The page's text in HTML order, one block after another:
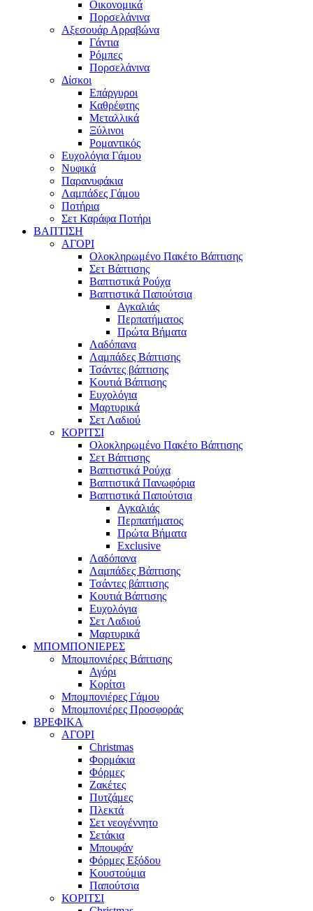
Οικονομικά
Πορσελάνινα
Αξεσουάρ Αρραβώνα
Γάντια
Ρόμπες
Πορσελάνινα
Δίσκοι
Επάργυροι
Καθρέφτης
Μεταλλικά
Ξύλινοι
Ρομαντικός
Ευχολόγια Γάμου
Νυφικά
Παρανυφάκια
Λαμπάδες Γάμου
Ποτήρια
Σετ Καράφα Ποτήρι
ΒΑΠΤΙΣΗ
ΑΓΟΡΙ
Ολοκληρωμένο Πακέτο Βάπτισης
Σετ Βάπτισης
Βαπτιστικά Ρούχα
Βαπτιστικά Παπούτσια
Αγκαλιάς
Περπατήματος
Πρώτα Βήματα
Λαδόπανα
Λαμπάδες Βάπτισης
Τσάντες βάπτισης
Κουτιά Βάπτισης
Ευχολόγια
Μαρτυρικά
Σετ Λαδιού
ΚΟΡΙΤΣΙ
Ολοκληρωμένο Πακέτο Βάπτισης
Σετ Βάπτισης
Βαπτιστικά Ρούχα
Βαπτιστικά Πανωφόρια
Βαπτιστικά Παπούτσια
Αγκαλιάς
Περπατήματος
Πρώτα Βήματα
Exclusive
Λαδόπανα
Λαμπάδες Βάπτισης
Τσάντες βάπτισης
Κουτιά Βάπτισης
Ευχολόγια
Σετ Λαδιού
Μαρτυρικά
ΜΠΟΜΠΟΝΙΕΡΕΣ
Μπομπονιέρες Βάπτισης
Αγόρι
Κορίτσι
Μπομπονιέρες Γάμου
Μπομπονιέρες Προσφοράς
ΒΡΕΦΙΚΑ
ΑΓΟΡΙ
Christmas
Φορμάκια
Φόρμες
Ζακέτες
Πυτζάμες
Πλεκτά
Σετ νεογέννητο
Σετάκια
Μπουφάν
Φόρμες Εξόδου
Κουστούμια
Παπούτσια
ΚΟΡΙΤΣΙ